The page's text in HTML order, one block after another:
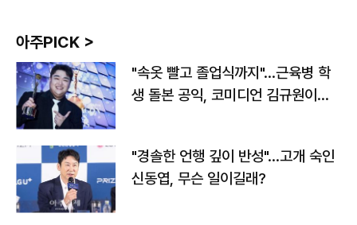
아주PICK >
"속옷 빨고 졸업식까지"…근육병 학
생 돌본 공익, 코미디언 김규원이었
"경솔한 언행 깊이 반성"…고개 숙인
신동엽, 무슨 일이길래?